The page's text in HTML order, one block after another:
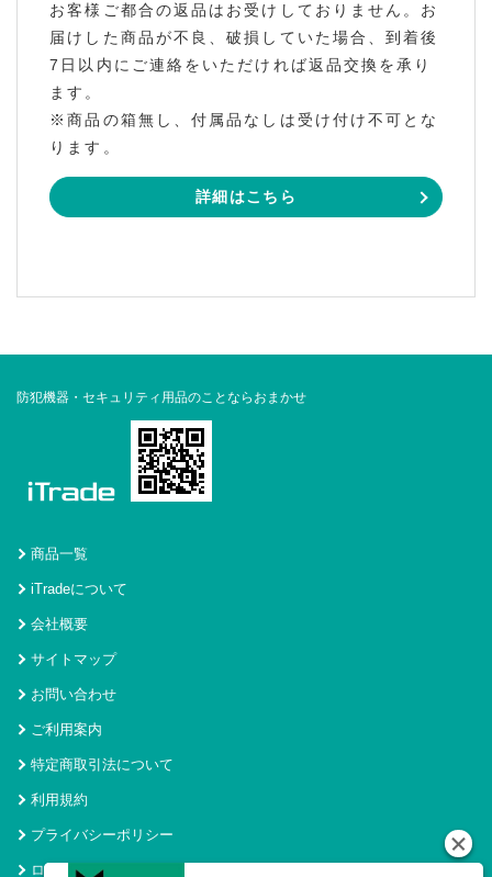
お客様ご都合の返品はお受けしておりません。お
届けした商品が不良、破損していた場合、到着後
7日以内にご連絡をいただければ返品交換を承り
ます。
※商品の箱無し、付属品なしは受け付け不可とな
ります。
詳細はこちら
防犯機器・セキュリティ用品のことならおまかせ
商品一覧
iTradeについて
会社概要
サイトマップ
お問い合わせ
ご利用案内
特定商取引法について
利用規約
プライバシーポリシー
ログイン